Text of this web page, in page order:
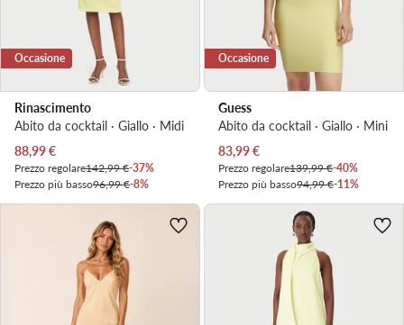
Occasione
Rinascimento
Abito da cocktail · Giallo · Midi
Prezzo attuale
88,99€
Prezzo regolare142,99 €-37%
Prezzo più basso96,99 €-8%
Occasione
Guess
Abito da cocktail · Giallo · Mini
Prezzo attuale
83,99€
Prezzo regolare139,99 €-40%
Prezzo più basso94,99 €-11%